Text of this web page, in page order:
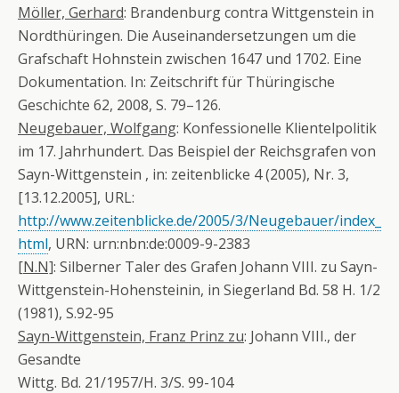
Möller, Gerhard: Brandenburg contra Wittgenstein in
Nordthüringen. Die Auseinandersetzungen um die
Grafschaft Hohnstein zwischen 1647 und 1702. Eine
Dokumentation. In: Zeitschrift für Thüringische
Geschichte 62, 2008, S. 79–126.
Neugebauer, Wolfgang: Konfessionelle Klientelpolitik
im 17. Jahrhundert. Das Beispiel der Reichsgrafen von
Sayn-Wittgenstein , in: zeitenblicke 4 (2005), Nr. 3,
[13.12.2005], URL:
http://www.zeitenblicke.de/2005/3/Neugebauer/index_
html, URN: urn:nbn:de:0009-9-2383
[N.N]: Silberner Taler des Grafen Johann VIII. zu Sayn-
Wittgenstein-Hohensteinin, in Siegerland Bd. 58 H. 1/2
(1981), S.92-95
Sayn-Wittgenstein, Franz Prinz zu: Johann VIII., der
Gesandte
Wittg. Bd. 21/1957/H. 3/S. 99-104